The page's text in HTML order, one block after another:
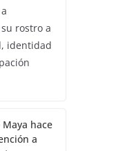
rostro a
identidad
hace
a